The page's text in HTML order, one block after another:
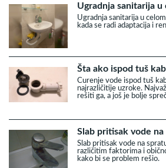
Ugradnja sanitarija
Ugradnja sanitarija u
kada se radi adaptacija i
Šta ako ispod tuš
Curenje vode ispod tuš
najrazličitije uzroke.
rešiti ga, a još je bolje
Slab pritisak vode
Slab pritisak vode na
različitim faktorima i
kako bi se problem rešio.